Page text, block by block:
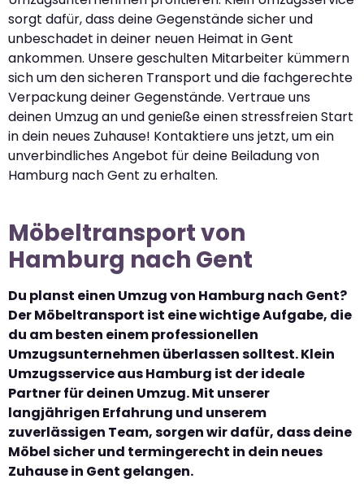
sorgt dafür, dass deine Gegenstände sicher und
unbeschadet in deiner neuen Heimat in Gent
ankommen. Unsere geschulten Mitarbeiter kümmern
sich um den sicheren Transport und die fachgerechte
Verpackung deiner Gegenstände. Vertraue uns
deinen Umzug an und genieße einen stressfreien Start
in dein neues Zuhause! Kontaktiere uns jetzt, um ein
unverbindliches Angebot für deine Beiladung von
Hamburg nach Gent zu erhalten.
Möbeltransport von
Hamburg nach Gent
Du planst einen Umzug von Hamburg nach Gent?
Der Möbeltransport ist eine wichtige Aufgabe, die
du am besten einem professionellen
Umzugsunternehmen überlassen solltest. Klein
Umzugsservice aus Hamburg ist der ideale
Partner für deinen Umzug. Mit unserer
langjährigen Erfahrung und unserem
zuverlässigen Team, sorgen wir dafür, dass deine
Möbel sicher und termingerecht in dein neues
Zuhause in Gent gelangen.